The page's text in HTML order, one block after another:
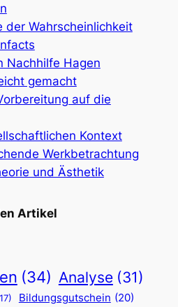
der Wahrscheinlichkeit
Nachhilfe Hagen
gemacht
auf die
Kontext
Werkbetrachtung
und Ästhetik
Artikel
(34) Analyse (31)
Bildungsgutschein (20)